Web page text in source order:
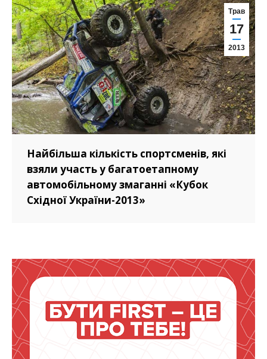
Трав
17
2013
Найбільша кількість спортсменів, які
взяли участь у багатоетапному
автомобільному змаганні «Кубок
Східної України-2013»